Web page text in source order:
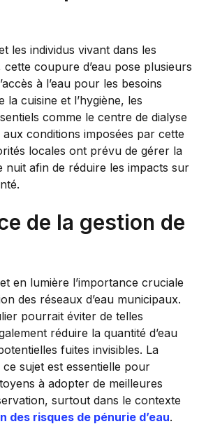
les individus vivant dans les
coupure d’eau pose plusieurs
à l’eau pour les besoins
la cuisine et l’hygiène, les
comme le centre de dialyse
aux conditions imposées par cette
locales ont prévu de gérer la
nuit afin de réduire les impacts sur
de la gestion de
en lumière l’importance cruciale
des réseaux d’eau municipaux.
pourrait éviter de telles
réduire la quantité d’eau
fuites invisibles. La
sujet est essentielle pour
à adopter de meilleures
surtout dans le contexte
des risques de pénurie d’eau.